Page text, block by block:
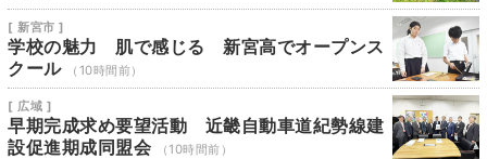
[ 新宮市 ]
学校の魅力 肌で感じる 新宮高でオープンス
クール
（10時間前）
[ 広域 ]
早期完成求め要望活動 近畿自動車道紀勢線建
設促進期成同盟会
（10時間前）